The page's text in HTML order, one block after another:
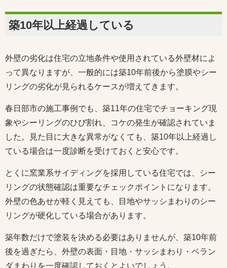
築10年以上経過している
外壁の劣化は住宅の立地条件や使用されている外壁材によ
って異なりますが、一般的には築10年前後から塗膜やシー
リングの劣化が見られるケースが増えてきます。
春日部市の施工事例でも、築11年の住宅でチョーキング現
象やシーリングのひび割れ、コケの発生が確認されていま
した。見た目に大きな異常がなくても、築10年以上経過し
ている場合は一度診断を受けておくと安心です。
とくに窯業系サイディングを採用している住宅では、シー
リングの状態確認は重要なチェックポイントになります。
外壁の色あせが軽く見えても、目地やサッシまわりのシー
リングが硬化している場合があります。
築年数だけで塗装を決める必要はありませんが、築10年前
後を過ぎたら、外壁の表面・目地・サッシまわり・ベラン
ダまわりを一度確認しておくとよいでしょう。